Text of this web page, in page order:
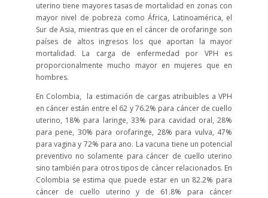
uterino tiene mayores tasas de mortalidad en zonas con
mayor nivel de pobreza como África, Latinoamérica, el
Sur de Asia, mientras que en el cáncer de orofaringe son
países de altos ingresos los que aportan la mayor
mortalidad. La carga de enfermedad por VPH es
proporcionalmente mucho mayor en mujeres que en
hombres.
En Colombia, la estimación de cargas atribuibles a VPH
en cáncer están entre el 62 y 76.2% para cáncer de cuello
uterino, 18% para laringe, 33% para cavidad oral, 28%
para pene, 30% para orofaringe, 28% para vulva, 47%
para vagina y 72% para ano. La vacuna tiene un potencial
preventivo no solamente para cáncer de cuello uterino
sino también para otros tipos de cáncer relacionados. En
Colombia se estima que puede estar en un 82.2% para
cáncer de cuello uterino y de 61.8% para cáncer